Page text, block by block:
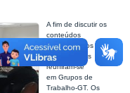
A fim de discutir os
conteúdos
abordados, os
partiticipantes
reuniram-se
em Grupos de
Trabalho-GT. Os